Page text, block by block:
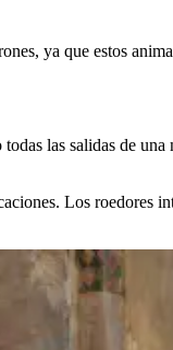
ya que estos
las salidas de
Los roedores